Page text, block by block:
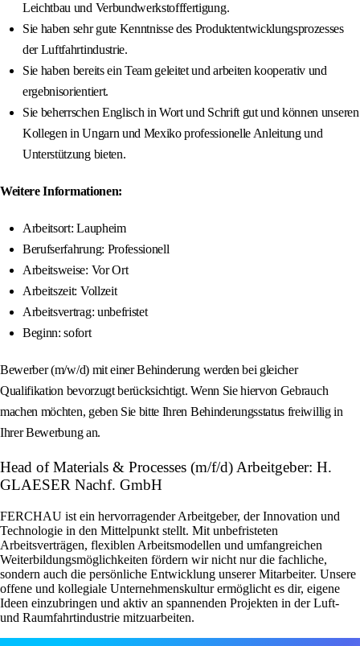
Leichtbau und Verbundwerkstofffertigung.
Sie haben sehr gute Kenntnisse des Produktentwicklungsprozesses
der Luftfahrtindustrie.
Sie haben bereits ein Team geleitet und arbeiten kooperativ und
ergebnisorientiert.
Sie beherrschen Englisch in Wort und Schrift gut und können unseren
Kollegen in Ungarn und Mexiko professionelle Anleitung und
Unterstützung bieten.
Weitere Informationen:
Arbeitsort: Laupheim
Berufserfahrung: Professionell
Arbeitsweise: Vor Ort
Arbeitszeit: Vollzeit
Arbeitsvertrag: unbefristet
Beginn: sofort
Bewerber (m/w/d) mit einer Behinderung werden bei gleicher
Qualifikation bevorzugt berücksichtigt. Wenn Sie hiervon Gebrauch
machen möchten, geben Sie bitte Ihren Behinderungsstatus freiwillig in
Ihrer Bewerbung an.
Head of Materials & Processes (m/f/d) Arbeitgeber: H.
GLAESER Nachf. GmbH
FERCHAU ist ein hervorragender Arbeitgeber, der Innovation und
Technologie in den Mittelpunkt stellt. Mit unbefristeten
Arbeitsverträgen, flexiblen Arbeitsmodellen und umfangreichen
Weiterbildungsmöglichkeiten fördern wir nicht nur die fachliche,
sondern auch die persönliche Entwicklung unserer Mitarbeiter. Unsere
offene und kollegiale Unternehmenskultur ermöglicht es dir, eigene
Ideen einzubringen und aktiv an spannenden Projekten in der Luft-
und Raumfahrtindustrie mitzuarbeiten.